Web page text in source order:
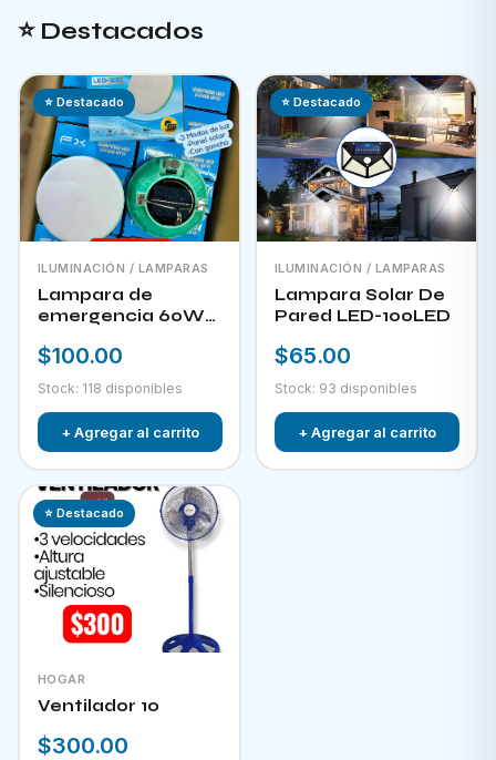
⭐ Destacados
⭐ Destacado
ILUMINACIÓN / LAMPARAS
Lampara de
emergencia 60W
$100.00
Stock: 118 disponibles
+ Agregar al carrito
⭐ Destacado
ILUMINACIÓN / LAMPARAS
Lampara Solar De
Pared LED-100LED
$65.00
Stock: 93 disponibles
+ Agregar al carrito
⭐ Destacado
HOGAR
Ventilador 10
$300.00